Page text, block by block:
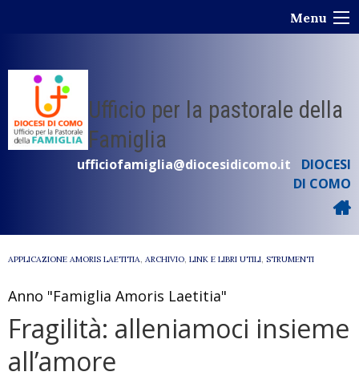
Menu
Ufficio per la pastorale della
Famiglia
ufficiofamiglia@diocesidicomo.it
DIOCESI
DI COMO
APPLICAZIONE AMORIS LAETITIA, ARCHIVIO, LINK E LIBRI UTILI, STRUMENTI
Anno "Famiglia Amoris Laetitia"
Fragilità: alleniamoci insieme
all’amore